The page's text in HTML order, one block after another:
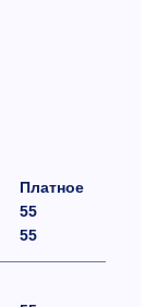
Платное
55
55